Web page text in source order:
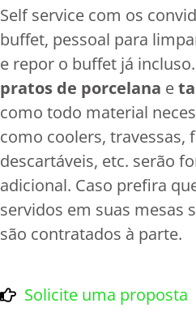
Self service com os
buffet, pessoal para
e repor o buffet já incluso.
pratos de porcelana e
como todo material
como coolers, travessas,
descartáveis, etc. serão
adicional. Caso prefira
servidos em suas mesas
são contratados à parte.
Solicite uma proposta